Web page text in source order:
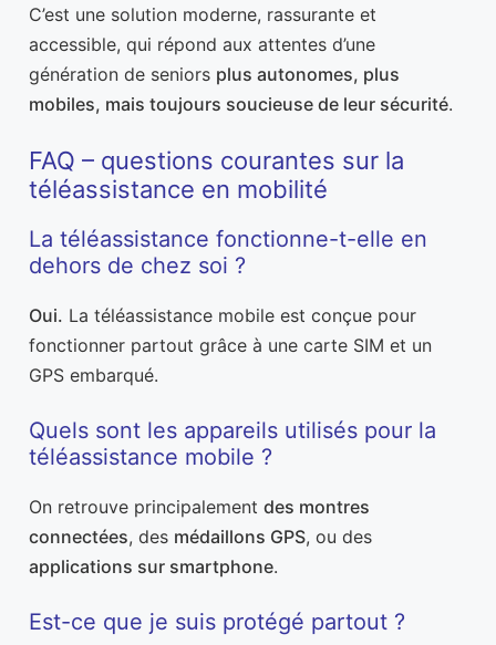
C’est une solution moderne, rassurante et
accessible, qui répond aux attentes d’une
génération de seniors plus autonomes, plus
mobiles, mais toujours soucieuse de leur sécurité.
FAQ – questions courantes sur la
téléassistance en mobilité
La téléassistance fonctionne-t-elle en
dehors de chez soi ?
Oui. La téléassistance mobile est conçue pour
fonctionner partout grâce à une carte SIM et un
GPS embarqué.
Quels sont les appareils utilisés pour la
téléassistance mobile ?
On retrouve principalement des montres
connectées, des médaillons GPS, ou des
applications sur smartphone.
Est-ce que je suis protégé partout ?